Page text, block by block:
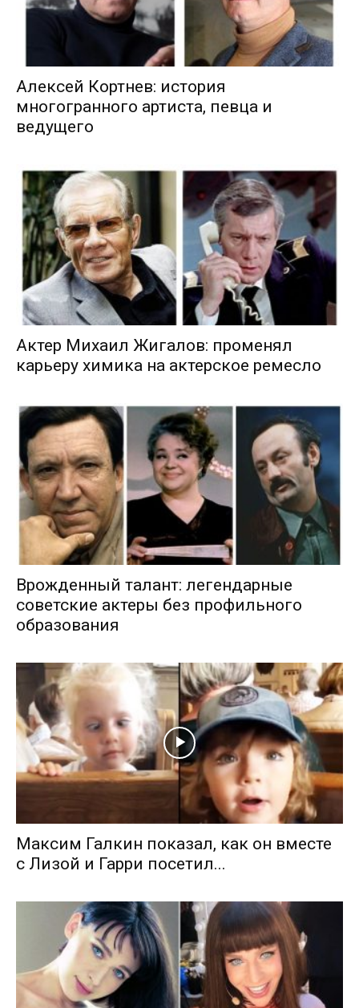
Алексей Кортнев: история
многогранного артиста, певца и
ведущего
Актер Михаил Жигалов: променял
карьеру химика на актерское ремесло
Врожденный талант: легендарные
советские актеры без профильного
образования
Максим Галкин показал, как он вместе
с Лизой и Гарри посетил...